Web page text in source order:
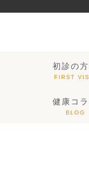
初診の
健康コラ